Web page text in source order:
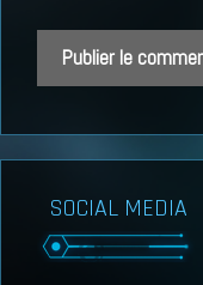
SOCIAL MEDIA